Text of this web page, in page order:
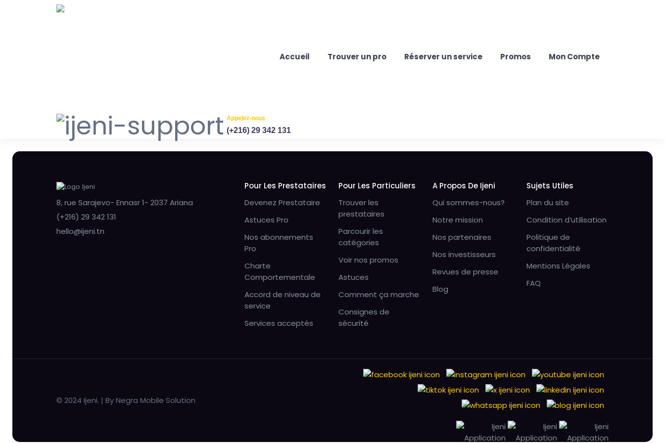
Accueil Trouver un pro Réserver un service Promos Mon Compte
Appelez-nous
(+216) 29 342 131
8, rue Sarajevo- Ennasr 1- 2037 Ariana
(+216) 29 342 131
hello@ijeni.tn
Pour Les Prestataires
Devenez Prestataire
Astuces Pro
Nos abonnements
Pro
Charte
Comportementale
Accord de niveau de
service
Services acceptés
Pour Les Particuliers
Trouver les
prestataires
Parcourir les
catégories
Voir nos promos
Astuces
Comment ça marche
Consignes de
sécurité
A Propos De Ijeni
Qui sommes-nous?
Notre mission
Nos partenaires
Nos investisseurs
Revues de presse
Blog
Sujets Utiles
Plan du site
Condition d’utilisation
Politique de
confidentialité
Mentions Légales
FAQ
© 2024 Ijeni. | By Negra Mobile Solution